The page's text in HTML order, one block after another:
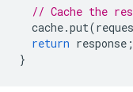
// Cache the
cache.put(
return response ;
}